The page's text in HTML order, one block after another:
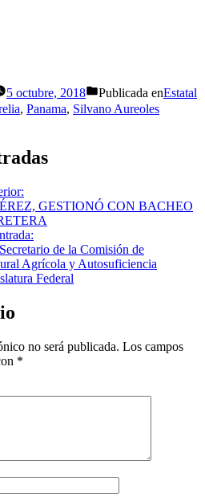
5 octubre, 2018 Publicada enEstatal
, Panama, Silvano Aureoles
GESTIONÓ CON BACHEO
de la Comisión de
Agrícola y Autosuficiencia
Federal
no será publicada. Los campos
*